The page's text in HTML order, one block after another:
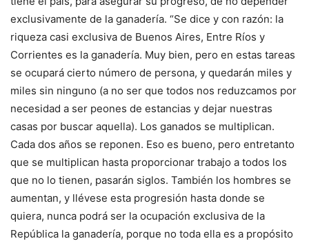
exclusivamente de la ganadería. “Se dice y con razón: la
riqueza casi exclusiva de Buenos Aires, Entre Ríos y
Corrientes es la ganadería. Muy bien, pero en estas tareas
se ocupará cierto número de persona, y quedarán miles y
miles sin ninguno (a no ser que todos nos reduzcamos por
necesidad a ser peones de estancias y dejar nuestras
casas por buscar aque­lla). Los ganados se multiplican.
Cada dos años se re­ponen. Eso es bueno, pero entretanto
que se multiplican hasta proporcionar trabajo a todos los
que no lo tienen, pasarán siglos. También los hombres se
aumentan, y llévese esta progresión hasta donde se
quiera, nunca podrá ser la ocupación exclusiva de la
República la ganadería, porque no toda ella es a propósito